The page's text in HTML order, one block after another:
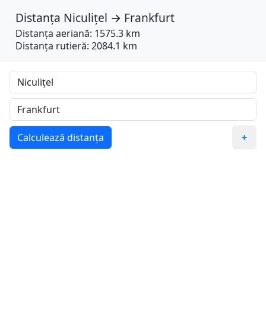
Distanța Niculițel → Frankfurt
Distanța aeriană: 1575.3 km
Distanța rutieră: 2084.1 km
Calculează distanța +